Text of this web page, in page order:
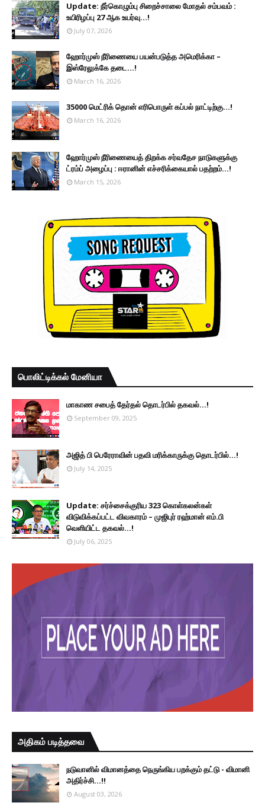
Update: நீர்கொழும்பு சிறைச்சாலை மோதல் சம்பவம் :
உயிரிழப்பு 27 ஆக உயர்வு...!
July 07, 2026
ஹோர்முஸ் நீரிணையை பயன்படுத்த அமெரிக்கா –
இஸ்ரேலுக்கே தடை...!
March 16, 2026
35000 மெட்ரிக் தொன் எரிபொருள் கப்பல் நாட்டிற்கு...!
March 16, 2026
ஹோர்முஸ் நீரிணையைத் திறக்க சர்வதேச நாடுகளுக்கு
ட்ரம்ப் அழைப்பு : ஈரானின் எச்சரிக்கையால் பதற்றம்...!
March 15, 2026
பொலிட்டிக்கல் மேனியா
மாகாண சபைத் தேர்தல் தொடர்பில் தகவல்...!
September 09, 2025
அஜித் பி பெரேராவின் பதவி மரிக்காருக்கு தொடர்பில்...!
July 14, 2025
Update: சர்ச்சைக்குரிய 323 கொள்கலன்கள்
விடுவிக்கப்பட்ட விவகாரம் – முஜிபுர் ரஹ்மான் எம்.பி
வெளியிட்ட தகவல்...!
July 06, 2025
அதிகம் படித்தவை
நடுவானில் விமானத்தை நெருங்கிய பறக்கும் தட்டு - விமானி
அதிர்ச்சி...!!
August 03, 2026